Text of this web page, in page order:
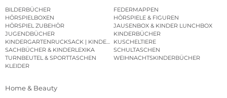
BILDERBÜCHER
FEDERMAPPEN
HÖRSPIELBOXEN
HÖRSPIELE & FIGUREN
HÖRSPIEL ZUBEHÖR
JAUSENBOX & KINDER LUNCHBOX
JUGENDBÜCHER
KINDERBÜCHER
KINDERGARTENRUCKSACK | KINDERGARTENBEUTEL
KUSCHELTIERE
SACHBÜCHER & KINDERLEXIKA
SCHULTASCHEN
TURNBEUTEL & SPORTTASCHEN
WEIHNACHTSKINDERBÜCHER
KLEIDER
Home & Beauty